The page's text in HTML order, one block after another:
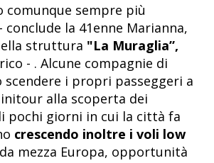
comunque sempre più
la 41enne Marianna,
struttura "La Muraglia”,
- . Alcune compagnie di
scendere i propri passeggeri a
alla scoperta dei
pochi giorni in cui la città fa
crescendo inoltre i voli low
mezza Europa, opportunità